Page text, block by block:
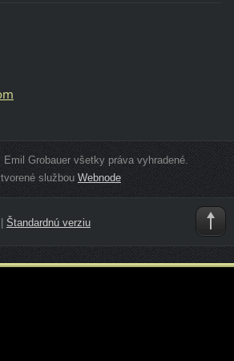
Grobauer všetky práva vyhradené.
službouWebnode
Štandardnú verziu